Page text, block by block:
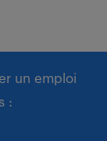
un emploi
: